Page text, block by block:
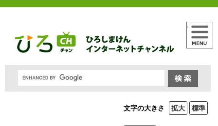
文字の大きさ 拡大 標準
メニュー